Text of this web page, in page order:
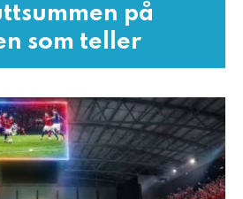
på
som teller